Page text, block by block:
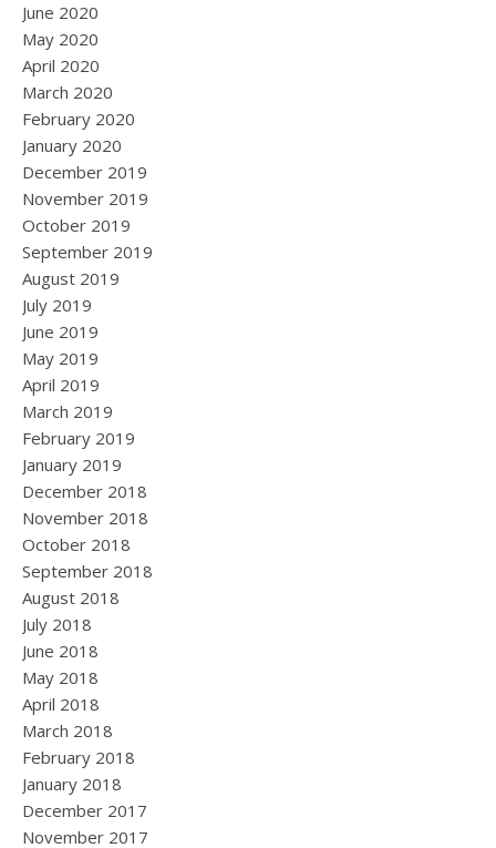
June 2020
May 2020
April 2020
March 2020
February 2020
January 2020
December 2019
November 2019
October 2019
September 2019
August 2019
July 2019
June 2019
May 2019
April 2019
March 2019
February 2019
January 2019
December 2018
November 2018
October 2018
September 2018
August 2018
July 2018
June 2018
May 2018
April 2018
March 2018
February 2018
January 2018
December 2017
November 2017